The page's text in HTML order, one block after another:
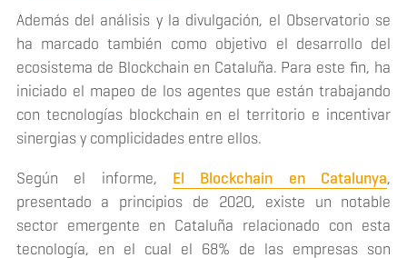
Además del análisis y la divulgación, el Observatorio se
ha marcado también como objetivo el desarrollo del
ecosistema de Blockchain en Cataluña. Para este fin, ha
iniciado el mapeo de los agentes que están trabajando
con tecnologías blockchain en el territorio e incentivar
sinergias y complicidades entre ellos.
Según el informe, El Blockchain en Catalunya,
presentado a principios de 2020, existe un notable
sector emergente en Cataluña relacionado con esta
tecnología, en el cual el 68% de las empresas son